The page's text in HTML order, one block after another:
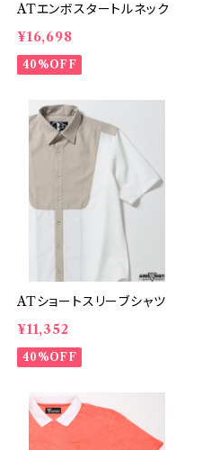
ATエンボスタートルネック
¥16,698
40%OFF
ATショートスリーブシャツ
¥11,352
40%OFF